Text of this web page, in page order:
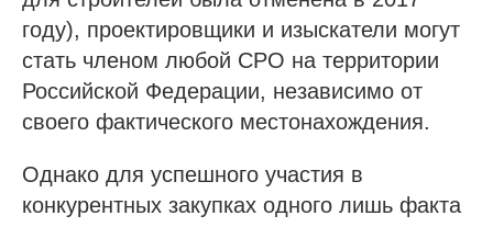
году), проектировщики и изыскатели могут
стать членом любой СРО на территории
Российской Федерации, независимо от
своего фактического местонахождения.
Однако для успешного участия в
конкурентных закупках одного лишь факта